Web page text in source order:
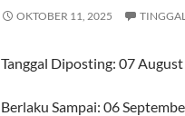
OKTOBER 11, 2025
Tanggal Diposting: 07
Berlaku Sampai: 06